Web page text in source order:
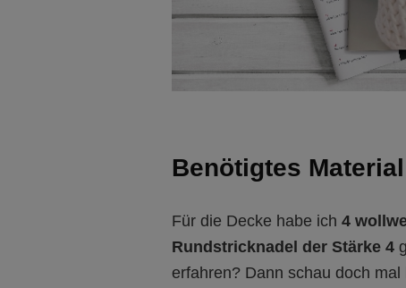
Benötigtes Material
Für die Decke habe ich 4
Rundstricknadel der Stärke 4
erfahren? Dann schau doch